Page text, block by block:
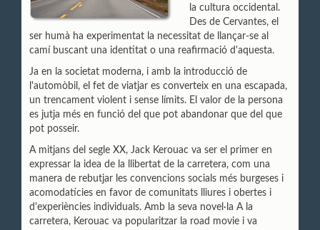
la cultura occidental.
Des de Cervantes, el
ser humà ha experimentat la necessitat de llançar-se al
camí buscant una identitat o una reafirmació d'aquesta.
Ja en la societat moderna, i amb la introducció de
l'automòbil, el fet de viatjar es converteix en una escapada,
un trencament violent i sense límits. El valor de la persona
es jutja més en funció del que pot abandonar que del que
pot posseir.
A mitjans del segle XX, Jack Kerouac va ser el primer en
expressar la idea de la llibertat de la carretera, com una
manera de rebutjar les convencions socials més burgeses i
acomodatícies en favor de comunitats lliures i obertes i
d'experiències individuals. Amb la seva novel·la A la
carretera, Kerouac va popularitzar la road movie i va